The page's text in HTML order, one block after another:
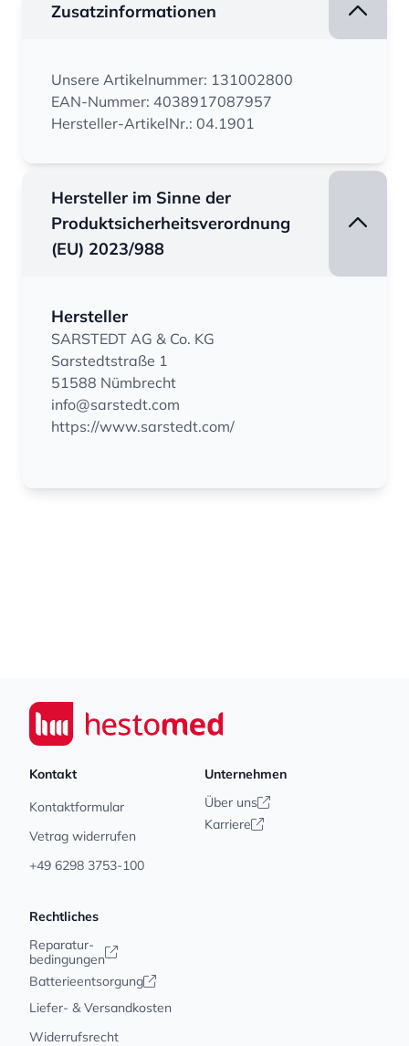
Zusatzinformationen
Unsere Artikelnummer: 131002800
EAN-Nummer: 4038917087957
Hersteller-ArtikelNr.: 04.1901
Hersteller im Sinne der
Produktsicherheitsverordnung
(EU) 2023/988
Hersteller
SARSTEDT AG & Co. KG
Sarstedtstraße 1
51588 Nümbrecht
info@sarstedt.com
https://www.sarstedt.com/
Seiwert GmbH
Kontakt
Kontaktformular
Vetrag widerrufen
+49 6298 3753-100
Unternehmen
Über uns
Karriere
Rechtliches
Reparatur-
bedingungen
Batterieentsorgung
Liefer- & Versandkosten
Widerrufsrecht